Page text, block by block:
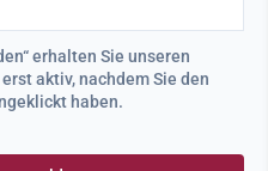
erhalten Sie unseren
aktiv, nachdem Sie den
haben.